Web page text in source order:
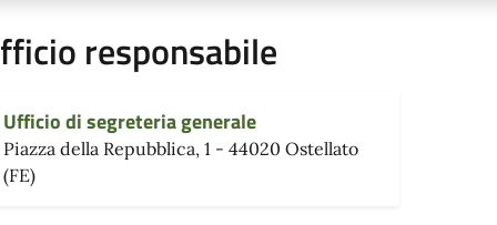
responsabile
Ufficio di segreteria generale
Piazza della Repubblica, 1 - 44020 Ostellato
(FE)